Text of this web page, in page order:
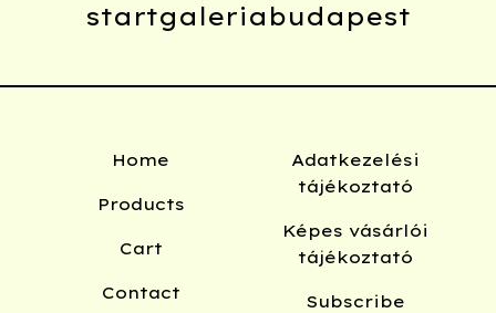
startgaleriabudapest
Home
Products
Cart
Contact
Adatkezelési
tájékoztató
Képes vásárlói
tájékoztató
Subscribe